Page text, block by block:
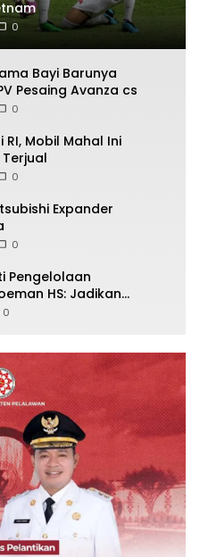
0
Bayi Barunya
Pesaing Avanza cs
0
Mobil Mahal Ini
0
Expander
0
Pengelolaan
HS: Jadikan
dan Kawah
0